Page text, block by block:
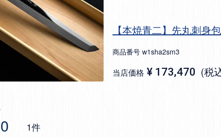
【本焼青二】先丸刺身
商品番号 w1sha2sm3
当店価格 ¥ 173,470 税
1